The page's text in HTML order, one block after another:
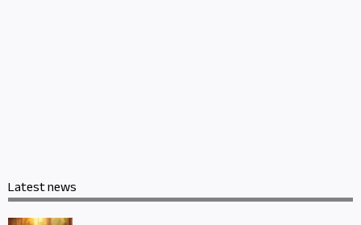
Latest news